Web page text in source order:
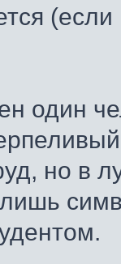
один
но в
лишь